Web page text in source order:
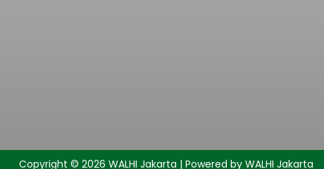
Copyright © 2026 WALHI Jakarta | Powered by WALHI Jakarta